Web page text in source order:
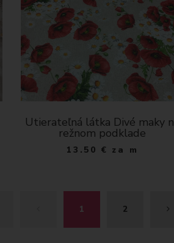
Utierateľná látka Divé maky
režnom podklade
13.50 € za m
1 2 Ď